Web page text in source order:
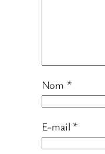
Nom *
E-mail *